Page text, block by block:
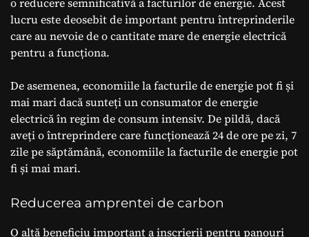
lucru este deosebit de important pentru întreprinderile
care au nevoie de o cantitate mare de energie electrică
pentru a funcționa.
De asemenea, economiile la facturile de energie pot fi și
mai mari dacă sunteți un consumator de energie
electrică în regim de consum intensiv. De pildă, dacă
aveți o întreprindere care funcționează 24 de ore pe zi, 7
zile pe săptămână, economiile la facturile de energie pot
fi și mai mari.
Reducerea amprentei de carbon
O altă beneficiu important a inscrierii pentru panouri